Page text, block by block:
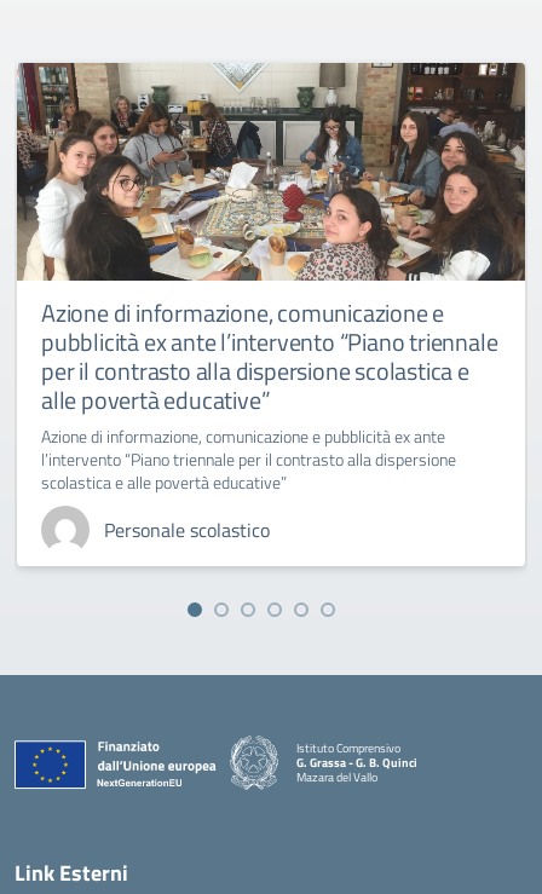
Azione di informazione, comunicazione e
pubblicità ex ante l’intervento “Piano triennale
per il contrasto alla dispersione scolastica e
alle povertà educative”
Azione di informazione, comunicazione e pubblicità ex ante
l’intervento “Piano triennale per il contrasto alla dispersione
scolastica e alle povertà educative”
Personale scolastico
Istituto Comprensivo
G. Grassa - G. B. Quinci
Mazara del Vallo
Link Esterni